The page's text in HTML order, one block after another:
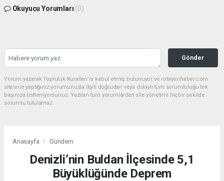
Okuyucu Yorumları (0)
Gönder
Yorum yazarak Topluluk Kuralları’nı kabul etmiş bulunuyor ve rotayonhaber.com
sitesine yaptığınız yorumunuzla ilgili doğrudan veya dolaylı tüm sorumluluğu tek
başınıza üstleniyorsunuz. Yazılan tüm yorumlardan site yönetimi hiçbir şekilde
sorumlu tutulamaz.
Anasayfa Gündem
Denizli’nin Buldan İlçesinde 5,1
Büyüklüğünde Deprem